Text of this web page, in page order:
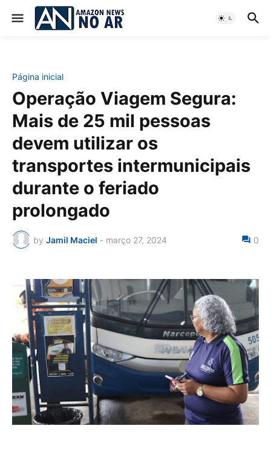
Página inicial
Operação Viagem Segura:
Mais de 25 mil pessoas
devem utilizar os
transportes intermunicipais
durante o feriado
prolongado
by Jamil Maciel - março 27, 2024 0